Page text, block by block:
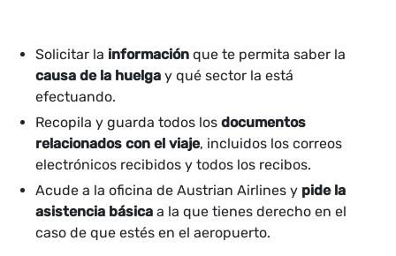
Solicitar la información que te permita saber la
causa de la huelga y qué sector la está
efectuando.
Recopila y guarda todos los documentos
relacionados con el viaje, incluidos los correos
electrónicos recibidos y todos los recibos.
Acude a la oficina de Austrian Airlines y pide la
asistencia básica a la que tienes derecho en el
caso de que estés en el aeropuerto.